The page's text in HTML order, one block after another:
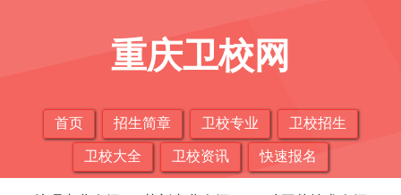
重庆卫校网
首页 招生简章 卫校专业 卫校招生
卫校大全 卫校资讯 快速报名